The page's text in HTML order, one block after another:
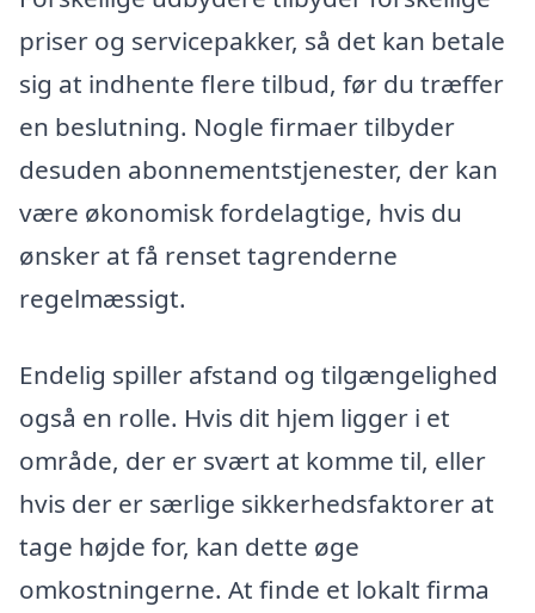
priser og servicepakker, så det kan betale
sig at indhente flere tilbud, før du træffer
en beslutning. Nogle firmaer tilbyder
desuden abonnementstjenester, der kan
være økonomisk fordelagtige, hvis du
ønsker at få renset tagrenderne
regelmæssigt.
Endelig spiller afstand og tilgængelighed
også en rolle. Hvis dit hjem ligger i et
område, der er svært at komme til, eller
hvis der er særlige sikkerhedsfaktorer at
tage højde for, kan dette øge
omkostningerne. At finde et lokalt firma